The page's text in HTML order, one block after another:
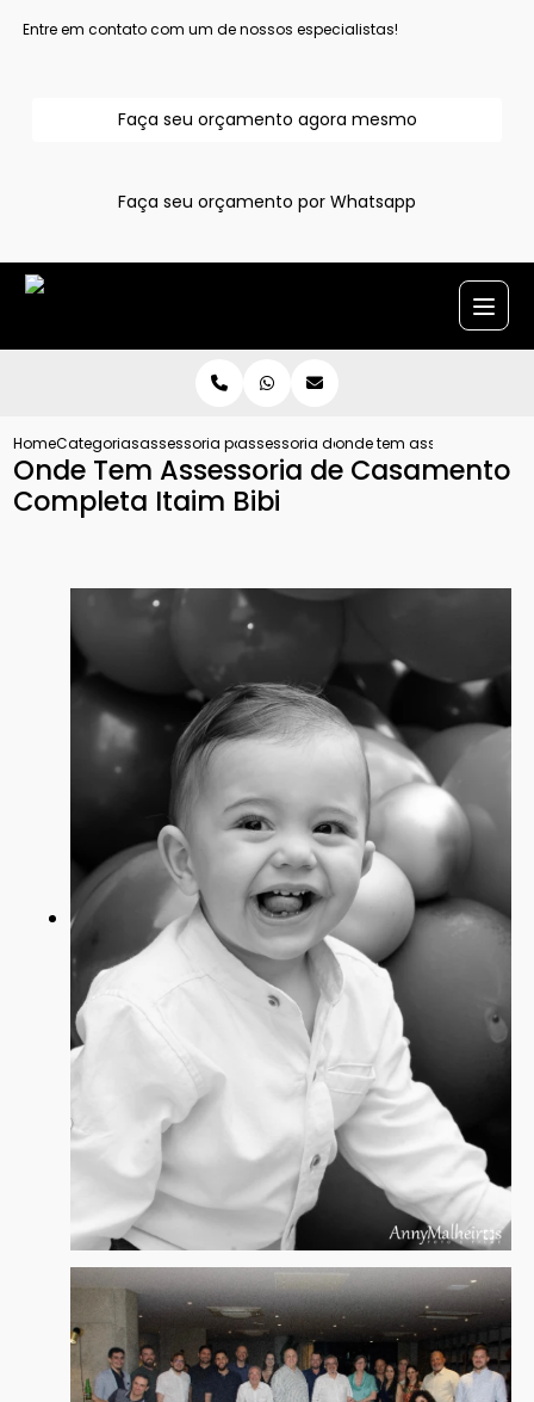
Entre em contato com um de nossos especialistas!
Faça seu orçamento agora mesmo
Faça seu orçamento por Whatsapp
HomeCategoriasassessoria para casamentos
assessoria de casamento completa
onde tem assessoria de
Onde Tem Assessoria de Casamento
Completa Itaim Bibi